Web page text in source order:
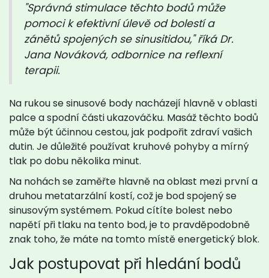
"Správná stimulace těchto bodů může
pomoci k efektivní úlevě od bolestí a
zánětů spojených se sinusitidou," říká Dr.
Jana Nováková, odbornice na reflexní
terapii.
Na rukou se sinusové body nacházejí hlavně v oblasti
palce a spodní části ukazováčku. Masáž těchto bodů
může být účinnou cestou, jak podpořit zdraví vašich
dutin. Je důležité používat kruhové pohyby a mírný
tlak po dobu několika minut.
Na nohách se zaměřte hlavně na oblast mezi první a
druhou metatarzální kostí, což je bod spojený se
sinusovým systémem. Pokud cítíte bolest nebo
napětí při tlaku na tento bod, je to pravděpodobně
znak toho, že máte na tomto místě energetický blok.
Jak postupovat při hledání bodů